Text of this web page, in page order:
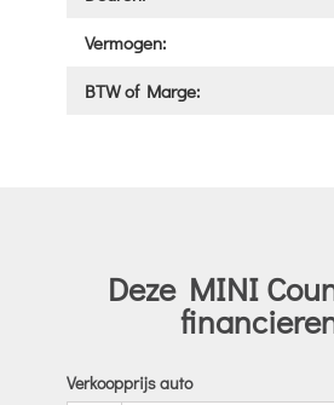
Vermogen:
BTW of Marge:
Deze MINI
Verkoopprijs auto